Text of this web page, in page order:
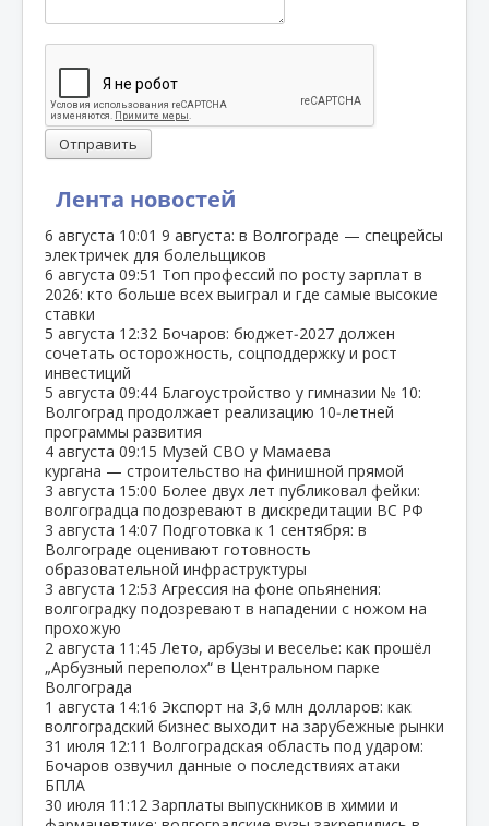
Лента новостей
6 августа 10:01 9 августа: в Волгограде — спецрейсы
электричек для болельщиков
6 августа 09:51 Топ профессий по росту зарплат в
2026: кто больше всех выиграл и где самые высокие
ставки
5 августа 12:32 Бочаров: бюджет‑2027 должен
сочетать осторожность, соцподдержку и рост
инвестиций
5 августа 09:44 Благоустройство у гимназии № 10:
Волгоград продолжает реализацию 10‑летней
программы развития
4 августа 09:15 Музей СВО у Мамаева
кургана — строительство на финишной прямой
3 августа 15:00 Более двух лет публиковал фейки:
волгоградца подозревают в дискредитации ВС РФ
3 августа 14:07 Подготовка к 1 сентября: в
Волгограде оценивают готовность
образовательной инфраструктуры
3 августа 12:53 Агрессия на фоне опьянения:
волгоградку подозревают в нападении с ножом на
прохожую
2 августа 11:45 Лето, арбузы и веселье: как прошёл
„Арбузный переполох“ в Центральном парке
Волгограда
1 августа 14:16 Экспорт на 3,6 млн долларов: как
волгоградский бизнес выходит на зарубежные рынки
31 июля 12:11 Волгоградская область под ударом:
Бочаров озвучил данные о последствиях атаки
БПЛА
30 июля 11:12 Зарплаты выпускников в химии и
Отправить